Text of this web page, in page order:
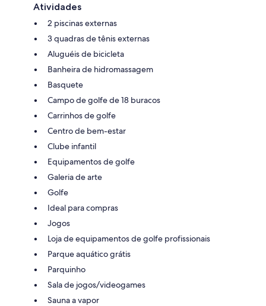
Atividades
2 piscinas externas
3 quadras de tênis externas
Aluguéis de bicicleta
Banheira de hidromassagem
Basquete
Campo de golfe de 18 buracos
Carrinhos de golfe
Centro de bem-estar
Clube infantil
Equipamentos de golfe
Galeria de arte
Golfe
Ideal para compras
Jogos
Loja de equipamentos de golfe profissionais
Parque aquático grátis
Parquinho
Sala de jogos/videogames
Sauna a vapor